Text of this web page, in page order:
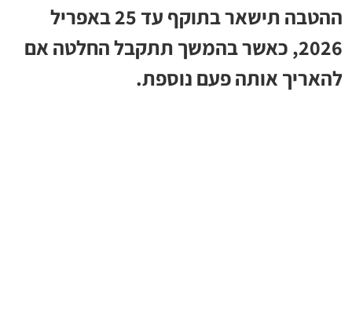
ההטבה תישאר בתוקף עד 25 באפריל
2026, כאשר בהמשך תתקבל החלטה אם
להאריך אותה פעם נוספת.